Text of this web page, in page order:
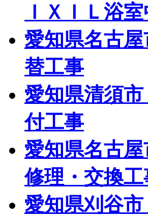
ＩＸＩＬ浴
愛知県名古
替工事
愛知県清須
付工事
愛知県名古
修理・交換工
愛知県刈谷